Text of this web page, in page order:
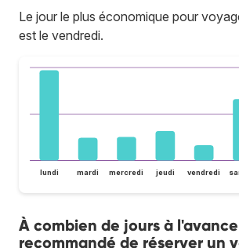
Le jour le plus économique pour
est le vendredi.
lundi mardi mercredi jeudi vendredi
À combien de jours à
recommandé de réserver un